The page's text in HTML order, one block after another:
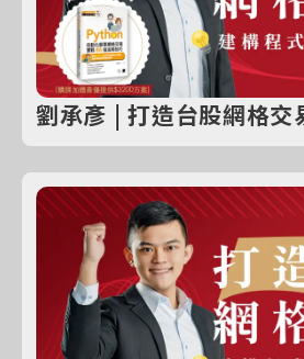
劉承彥 | 打造台股網格交